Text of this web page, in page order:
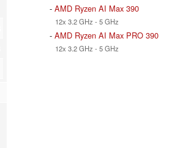
- AMD Ryzen AI Max 390
12x 3.2 GHz - 5 GHz
- AMD Ryzen AI Max PRO 390
12x 3.2 GHz - 5 GHz